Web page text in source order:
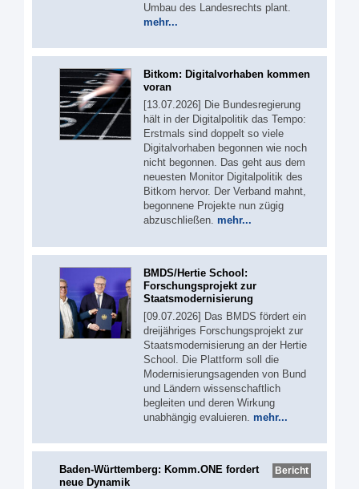
Umbau des Landesrechts plant.
mehr...
Bitkom: Digitalvorhaben kommen
voran
[13.07.2026] Die Bundesregierung
hält in der Digitalpolitik das Tempo:
Erstmals sind doppelt so viele
Digitalvorhaben begonnen wie noch
nicht begonnen. Das geht aus dem
neuesten Monitor Digitalpolitik des
Bitkom hervor. Der Verband mahnt,
begonnene Projekte nun zügig
abzuschließen. mehr...
BMDS/Hertie School:
Forschungsprojekt zur
Staatsmodernisierung
[09.07.2026] Das BMDS fördert ein
dreijähriges Forschungsprojekt zur
Staatsmodernisierung an der Hertie
School. Die Plattform soll die
Modernisierungsagenden von Bund
und Ländern wissenschaftlich
begleiten und deren Wirkung
unabhängig evaluieren. mehr...
Bericht
Baden-Württemberg: Komm.ONE fordert
neue Dynamik